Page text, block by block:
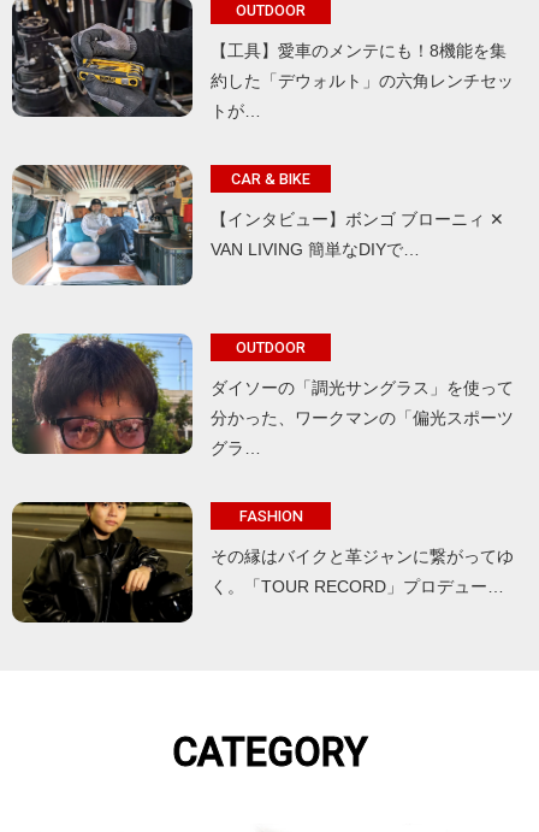
OUTDOOR
【工具】愛車のメンテにも！8機能を集
約した「デウォルト」の六角レンチセッ
トが…
CAR & BIKE
【インタビュー】ボンゴ ブローニィ ✕
VAN LIVING 簡単なDIYで…
OUTDOOR
ダイソーの「調光サングラス」を使って
分かった、ワークマンの「偏光スポーツ
グラ…
FASHION
その縁はバイクと革ジャンに繋がってゆ
く。「TOUR RECORD」プロデュー…
CATEGORY